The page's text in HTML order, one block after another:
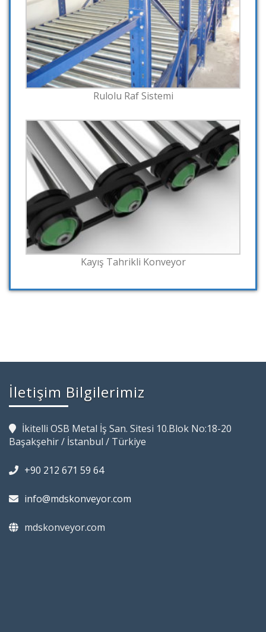
Rulolu Raf Sistemi
Kayış Tahrikli Konveyor
İletişim Bilgilerimiz
İkitelli OSB Metal İş San. Sitesi 10.Blok No:18-20
Başakşehir / İstanbul / Türkiye
+90 212 671 59 64
info@mdskonveyor.com
mdskonveyor.com